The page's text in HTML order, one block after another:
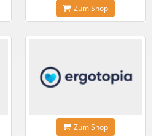
Zum Shop
Zum Shop